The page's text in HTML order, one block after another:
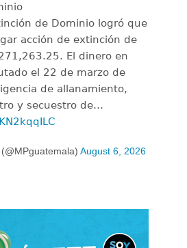
de Dominio logró que
acción de extinción de
El dinero en
el 22 de marzo de
de allanamiento,
y secuestro de…
August 6, 2026